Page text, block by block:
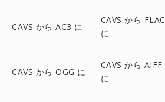
CAVS から AC3 に
CAVS から FLAC
に
CAVS から OGG に
CAVS から AIFF
に